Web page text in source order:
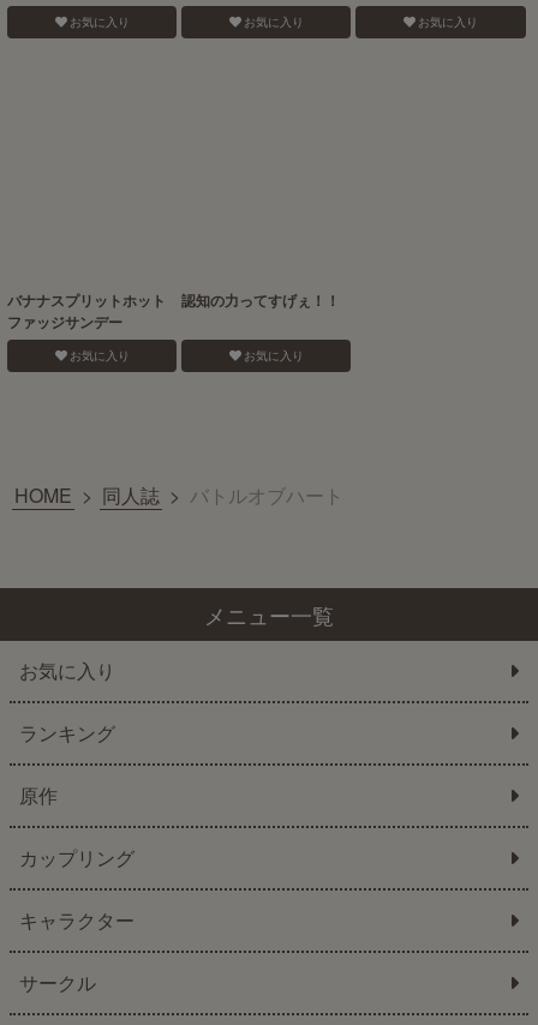
お気に入り お気に入り お気に入り
バナナスプリットホット
ファッジサンデー
お気に入り
認知の力ってすげぇ！！
お気に入り
HOME > 同人誌 > バトルオブハート
メニュー一覧
お気に入り
ランキング
原作
カップリング
キャラクター
サークル